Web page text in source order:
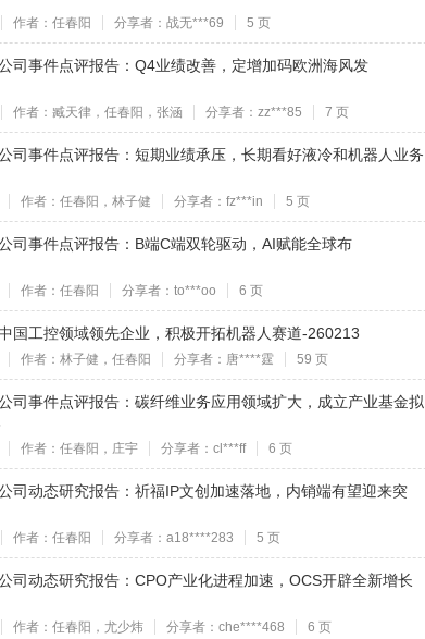
作者：任春阳 分享者：战无***69 5 页
司事件点评报告：Q4业绩改善，定增加码欧洲海风发
作者：臧天律，任春阳，张涵 分享者：zz***85 7 页
司事件点评报告：短期业绩承压，长期看好液冷和机器人业务
作者：任春阳，林子健 分享者：fz***in 5 页
司事件点评报告：B端C端双轮驱动，AI赋能全球布
作者：任春阳 分享者：to***oo 6 页
国工控领域领先企业，积极开拓机器人赛道-260213
作者：林子健，任春阳 分享者：唐****霆 59 页
司事件点评报告：碳纤维业务应用领域扩大，成立产业基金拟
作者：任春阳，庄宇 分享者：cl***ff 6 页
司动态研究报告：祈福IP文创加速落地，内销端有望迎来突
作者：任春阳 分享者：a18****283 5 页
司动态研究报告：CPO产业化进程加速，OCS开辟全新增长
作者：任春阳，尤少炜 分享者：che****468 6 页